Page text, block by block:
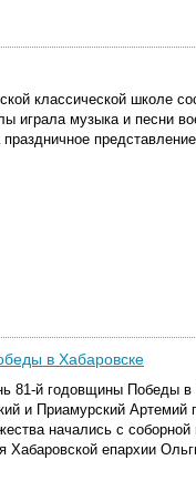
классической школе
играла музыка и песни
в Хабаровске
81-й годовщины Победы в
и Приамурский Артемий
начались с
Хабаровской епархии